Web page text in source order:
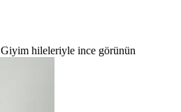
Giyim hileleriyle ince görünün